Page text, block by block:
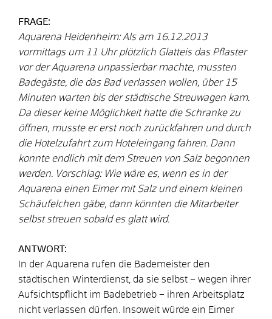
FRAGE:
Aquarena Heidenheim: Als am 16.12.2013
vormittags um 11 Uhr plötzlich Glatteis das Pflaster
vor der Aquarena unpassierbar machte, mussten
Badegäste, die das Bad verlassen wollen, über 15
Minuten warten bis der städtische Streuwagen kam.
Da dieser keine Möglichkeit hatte die Schranke zu
öffnen, musste er erst noch zurückfahren und durch
die Hotelzufahrt zum Hoteleingang fahren. Dann
konnte endlich mit dem Streuen von Salz begonnen
werden. Vorschlag: Wie wäre es, wenn es in der
Aquarena einen Eimer mit Salz und einem kleinen
Schäufelchen gäbe, dann könnten die Mitarbeiter
selbst streuen sobald es glatt wird.
ANTWORT:
In der Aquarena rufen die Bademeister den
städtischen Winterdienst, da sie selbst – wegen ihrer
Aufsichtspflicht im Badebetrieb – ihren Arbeitsplatz
nicht verlassen dürfen. Insoweit würde ein Eimer